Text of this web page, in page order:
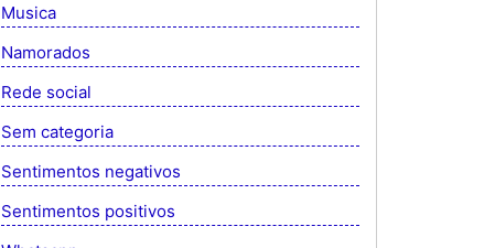
Musica
Namorados
Rede social
Sem categoria
Sentimentos negativos
Sentimentos positivos